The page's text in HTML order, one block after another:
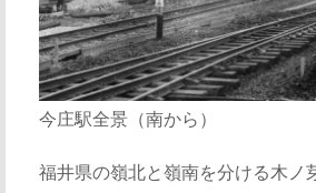
今庄駅全景（南から）
福井県の嶺北と嶺南を分ける木ノ